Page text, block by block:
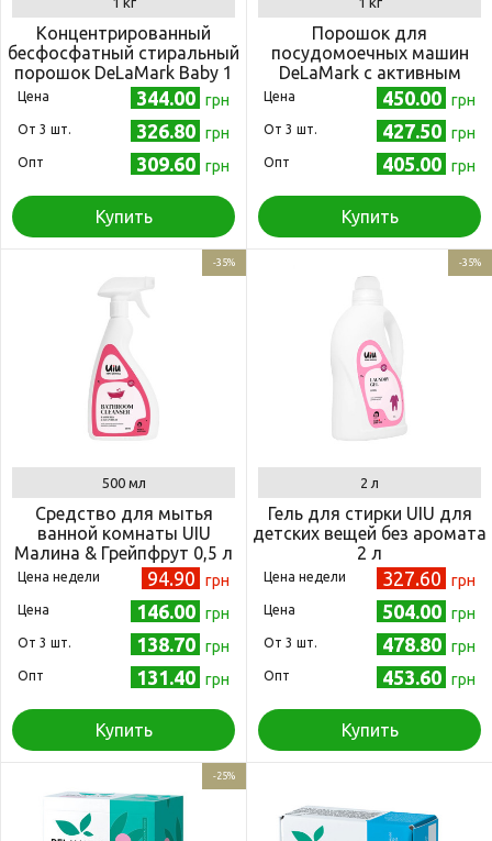
Концентрированный
бесфосфатный стиральный
порошок DeLaMark Baby 1
кг
Цена 344.00 грн
Oт 3 шт. 326.80 грн
Опт 309.60 грн
Купить
Порошок для
посудомоечных машин
DeLaMark с активным
кислородом 1 кг
Цена 450.00 грн
Oт 3 шт. 427.50 грн
Опт 405.00 грн
Купить
-35%
500 мл
Средство для мытья
ванной комнаты UIU
Малина & Грейпфрут 0,5 л
Цена недели 94.90 грн
Цена 146.00 грн
Oт 3 шт. 138.70 грн
Опт 131.40 грн
Купить
-35%
2 л
Гель для стирки UIU для
детских вещей без аромата
2 л
Цена недели 327.60 грн
Цена 504.00 грн
Oт 3 шт. 478.80 грн
Опт 453.60 грн
Купить
-25%